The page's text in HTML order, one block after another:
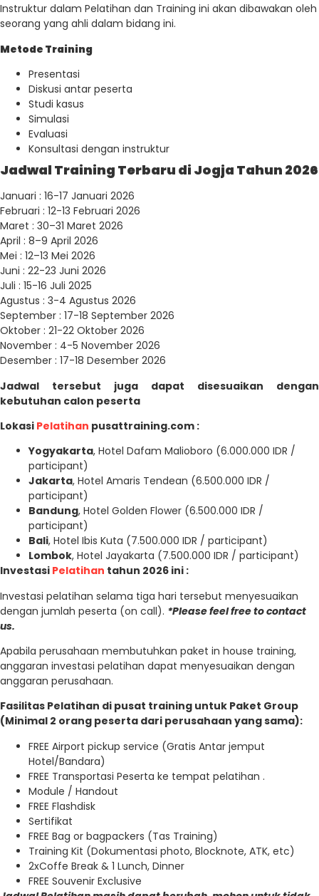
Instruktur dalam Pelatihan dan Training ini akan dibawakan oleh
seorang yang ahli dalam bidang ini.
Metode Training
Presentasi
Diskusi antar peserta
Studi kasus
Simulasi
Evaluasi
Konsultasi dengan instruktur
Jadwal Training Terbaru di Jogja Tahun 2026
Januari : 16-17 Januari 2026
Februari : 12-13 Februari 2026
Maret : 30–31 Maret 2026
April : 8–9 April 2026
Mei : 12–13 Mei 2026
Juni : 22-23 Juni 2026
Juli : 15-16 Juli 2025
Agustus : 3-4 Agustus 2026
September : 17-18 September 2026
Oktober : 21-22 Oktober 2026
November : 4-5 November 2026
Desember : 17-18 Desember 2026
Jadwal tersebut juga dapat disesuaikan dengan
kebutuhan calon peserta
Lokasi Pelatihan pusattraining.com :
Yogyakarta, Hotel Dafam Malioboro (6.000.000 IDR /
participant)
Jakarta, Hotel Amaris Tendean (6.500.000 IDR /
participant)
Bandung, Hotel Golden Flower (6.500.000 IDR /
participant)
Bali, Hotel Ibis Kuta (7.500.000 IDR / participant)
Lombok, Hotel Jayakarta (7.500.000 IDR / participant)
Investasi Pelatihan tahun 2026 ini :
Investasi pelatihan selama tiga hari tersebut menyesuaikan
dengan jumlah peserta (on call). *Please feel free to contact
us.
Apabila perusahaan membutuhkan paket in house training,
anggaran investasi pelatihan dapat menyesuaikan dengan
anggaran perusahaan.
Fasilitas Pelatihan di pusat training untuk Paket Group
(Minimal 2 orang peserta dari perusahaan yang sama):
FREE Airport pickup service (Gratis Antar jemput
Hotel/Bandara)
FREE Transportasi Peserta ke tempat pelatihan .
Module / Handout
FREE Flashdisk
Sertifikat
FREE Bag or bagpackers (Tas Training)
Training Kit (Dokumentasi photo, Blocknote, ATK, etc)
2xCoffe Break & 1 Lunch, Dinner
FREE Souvenir Exclusive